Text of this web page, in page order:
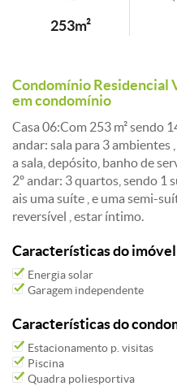
253m²
Condomínio Residencial
em condomínio
Casa 06:Com 253 m² sendo
andar: sala para 3 ambientes
a sala, depósito, banho de
2º andar: 3 quartos, sendo 1
ais uma suíte , e uma semi-
reversível , estar íntimo.
Características do imóvel
Energia solar
Garagem independente
Características do
Estacionamento p. visitas
Piscina
Quadra poliesportiva